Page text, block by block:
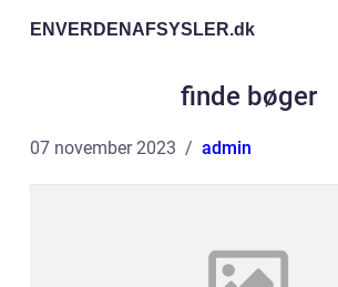
ENVERDENAFSYSLER.dk
finde bøger
07 november 2023 admin